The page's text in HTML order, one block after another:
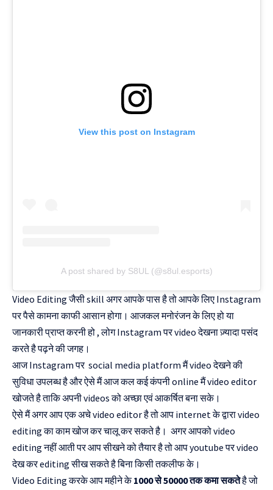
View this post on Instagram
A post shared by S8UL (@s8ul.esports)
Video Editing जैसी skill अगर आपके पास है तो आपके लिए Instagram
पर पैसे कामना काफी आसान होगा। आजकल मनोरंजन के लिए हो या
जानकारी प्राप्त करनी हो , लोग Instagram पर video देखना ज़्यादा पसंद
करते है पढ़ने की जगह।
आज Instagram पर social media platform मैं video देखने की
सुविधा उपलब्ध है और ऐसे मैं आज कल कई कंपनी online मैं video editor
खोजते है ताकि अपनी videos को अच्छा एवं आकर्षित बना सके।
ऐसे मैं अगर आप एक अचे video editor है तो आप internet के द्वारा video
editing का काम खोज कर चालू कर सकते है। अगर आपको video
editing नहीं आती पर आप सीखने को तैयार है तो आप youtube पर video
देख कर editing सीख सकते है बिना किसी तकलीफ के।
Video Editing करके आप महीने के1000 से 50000 तक कमा सकतेहै जो